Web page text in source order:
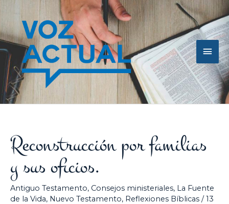
contenido
Reconstrucción por familias
y sus oficios.
Antiguo Testamento, Consejos ministeriales, La Fuente
de la Vida, Nuevo Testamento, Reflexiones Bíblicas /13